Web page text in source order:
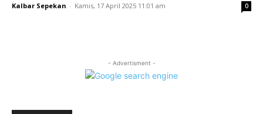
Kalbar Sepekan - Kamis, 17 April 2025 11:01 am 0
- Advertisment -